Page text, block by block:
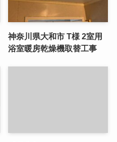
神奈川県大和市 T様 2室用
浴室暖房乾燥機取替工事